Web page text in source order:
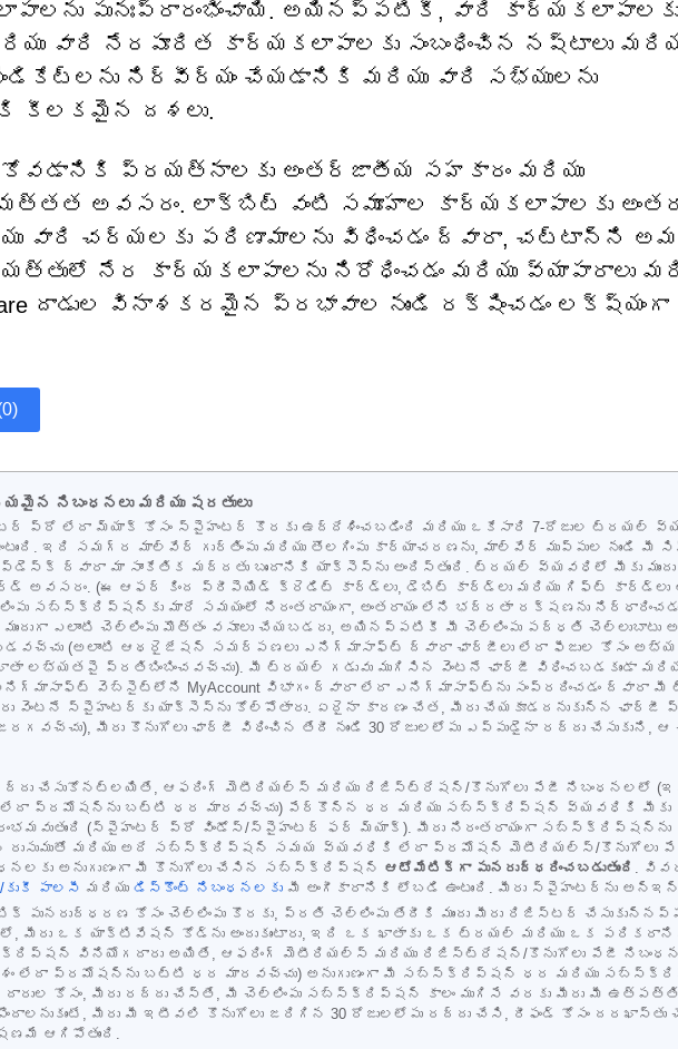
పునఃప్రారంభించాయి. అయినప్పటికీ, వారి
వారి నేరపూరిత కార్యకలాపాలకు సంబంధించిన నష్టాలు
నిర్వీర్యం చేయడానికి మరియు వారి సభ్యులను
కీలకమైన దశలు.
ప్రయత్నాలకు అంతర్జాతీయ సహకారం మరియు
అవసరం. లాక్‌బిట్ వంటి సమూహాల కార్యకలాపాలకు
వారి చర్యలకు పరిణామాలను విధించడం ద్వారా, చట్టాన్ని
నేర కార్యకలాపాలను నిరోధించడం మరియు వ్యాపారాలు
దాడుల వినాశకరమైన ప్రభావాల నుండి రక్షించడం లక్ష్యంగా
నిబంధనలు మరియు షరతులు
ప్రో లేదా మ్యాక్ కోసం స్పైహంటర్ కొరకు ఉద్దేశించబడింది మరియు ఒకేసారి 7-రోజుల ట్రయల్
ఇది సమగ్ర మాల్వేర్ గుర్తింపు మరియు తొలగింపు కార్యాచరణను, మాల్వేర్ ముప్పుల నుండి మీ
ద్వారా మా సాంకేతిక మద్దతు బృందానికి యాక్సెస్‌ను అందిస్తుంది. ట్రయల్ వ్యవధిలో మీకు
(ఈ ఆఫర్ కింద ప్రీపెయిడ్ క్రెడిట్ కార్డ్‌లు, డెబిట్ కార్డ్‌లు మరియు గిఫ్ట్ కార్డ్‌లు
సబ్‌స్క్రిప్షన్‌కు మారే సమయంలో నిరంతరాయంగా, అంతరాయం లేని భద్రతా రక్షణను
ముందుగా ఎలాంటి చెల్లింపు మొత్తం వసూలు చేయబడదు, అయినప్పటికీ మీ చెల్లింపు పద్ధతి
(అలాంటి ఆథరైజేషన్ సమర్పణలు ఎనిగ్మాసాఫ్ట్ ద్వారా ఛార్జీలు లేదా ఫీజుల కోసం
లభ్యతపై ప్రతిబింబించవచ్చు). మీ ట్రయల్ గడువు ముగిసిన వెంటనే ఛార్జీ విధించబడకుండా
వెబ్‌సైట్‌లోని MyAccount విభాగం ద్వారా లేదా ఎనిగ్మాసాఫ్ట్‌ను సంప్రదించడం ద్వారా మీ
వెంటనే స్పైహంటర్‌కు యాక్సెస్‌ను కోల్పోతారు. ఏదైనా కారణం చేత, మీరు చేయకూడదనుకున్న
మీరు కొనుగోలు ఛార్జీ విధించిన తేదీ నుండి 30 రోజులలోపు ఎప్పుడైనా రద్దు చేసుకుని,
రద్దు చేసుకోనట్లయితే, ఆఫరింగ్ మెటీరియల్స్ మరియు రిజిస్ట్రేషన్/కొనుగోలు పేజీ నిబంధనలలో
ప్రమోషన్‌ను బట్టి ధర మారవచ్చు) పేర్కొన్న ధర మరియు సబ్‌స్క్రిప్షన్ వ్యవధికి మీకు
(స్పైహంటర్ ప్రో విండోస్/స్పైహంటర్ ఫర్ మ్యాక్). మీరు నిరంతరాయంగా
మరియు అదే సబ్‌స్క్రిప్షన్ సమయ వ్యవధికి లేదా ప్రమోషన్ మెటీరియల్స్/కొనుగోలు
అనుగుణంగా మీ కొనుగోలు చేసిన సబ్‌స్క్రిప్షన్ ఆటోమేటిక్‌గా పునరుద్ధరించబడుతుంది .
పాలసీ మరియు డిస్కౌంట్ నిబంధనలకు మీ అంగీకారానికి లోబడి ఉంటుంది. మీరు స్పైహంటర్‌ను
కోసం చెల్లింపు కొరకు, ప్రతి చెల్లింపు తేదీకి ముందు మీరు రిజిస్టర్
మీరు ఒక యాక్టివేషన్ కోడ్‌ను అందుకుంటారు, ఇది ఒక ఖాతాకు ఒక ట్రయల్ మరియు ఒక
వినియోగదారు అయితే, ఆఫరింగ్ మెటీరియల్స్ మరియు రిజిస్ట్రేషన్/కొనుగోలు పేజీ
లేదా ప్రమోషన్‌ను బట్టి ధర మారవచ్చు) అనుగుణంగా మీ సబ్‌స్క్రిప్షన్ ధర మరియు
కోసం, మీరు రద్దు చేస్తే, మీ చెల్లింపు సబ్‌స్క్రిప్షన్ కాలం ముగిసే వరకు మీరు మీ
మీరు మీ ఇటీవలి కొనుగోలు జరిగిన 30 రోజులలోపు రద్దు చేసి, రీఫండ్ కోసం
ఆగిపోతుంది.